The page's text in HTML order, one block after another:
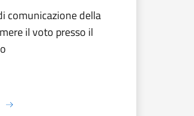
comunicazione della
il voto presso il